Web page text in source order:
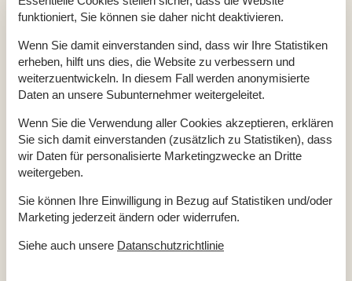
Heizung, Fernwärme
Kabelfernsehen, Deutsch und Skandinavisch
Self-Service-Check-in
Staubsauger
Winterfest
Wärme inkl.
Gartenmöbel
Kostenloser Parkplatz auf dem Gelände 2
Landschaftsgarten
Rutsche
Spielhaus
Elektrogeräte
Chromecast
funktioniert, Sie können sie daher nicht deaktivieren.
Wenn Sie damit einverstanden sind, dass wir Ihre Statistiken
erheben, hilft uns dies, die Website zu verbessern und
weiterzuentwickeln. In diesem Fall werden anonymisierte
Daten an unsere Subunternehmer weitergeleitet.
Wenn Sie die Verwendung aller Cookies akzeptieren, erklären
Sie sich damit einverstanden (zusätzlich zu Statistiken), dass
wir Daten für personalisierte Marketingzwecke an Dritte
weitergeben.
Sie können Ihre Einwilligung in Bezug auf Statistiken und/oder
Marketing jederzeit ändern oder widerrufen.
Siehe auch unsere Datanschutzrichtlinie